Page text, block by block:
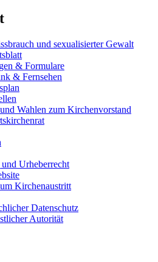
und sexualisierter Gewalt
& Formulare
& Fernsehen
Wahlen zum Kirchenvorstand
Urheberrecht
Kirchenaustritt
Datenschutz
Autorität